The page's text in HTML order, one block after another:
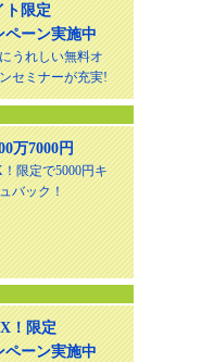
ト限定
ペーン実施中
うれしい無料オ
セミナーが充実!
万7000円
限定で5000円キ
バック！
！限定
ペーン実施中